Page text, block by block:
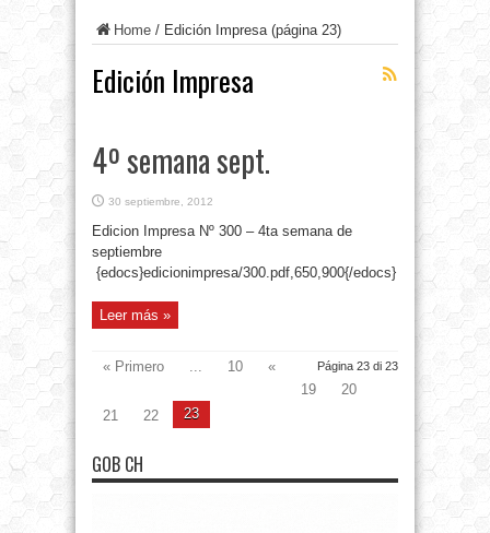
Home / Edición Impresa(página 23)
Edición Impresa
4º semana sept.
30 septiembre, 2012
Edicion Impresa Nº 300 – 4ta semana de
septiembre
{edocs}edicionimpresa/300.pdf,650,900{/edocs}
Leer más »
Página 23 di 23
« Primero ... 10
«
19
20
21
22 23
GOB CH